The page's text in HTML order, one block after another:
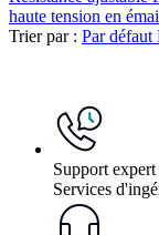
haute tension en
Trier par : Par défaut
Support expert
Services